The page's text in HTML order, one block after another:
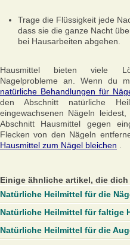
Trage die Flüssigkeit jede
dass sie die ganze Nacht
bei Hausarbeiten abgehen.
Hausmittel bieten viele
Nagelprobleme an. Wenn du
natürliche Behandlungen für
den Abschnitt natürliche
eingewachsenen Nägeln
Abschnitt Hausmittel gegen
Flecken von den Nägeln
Hausmittel zum Nägel bleichen
Einige ähnliche artikel, die
Natürliche Heilmittel für die
Natürliche Heilmittel für faltige
Natürliche Heilmittel für die